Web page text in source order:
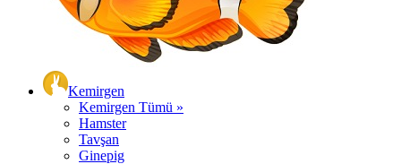
Kemirgen
Kemirgen Tümü »
Hamster
Tavşan
Ginepig